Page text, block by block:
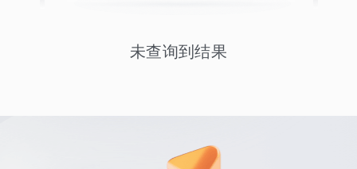
未查询到结果